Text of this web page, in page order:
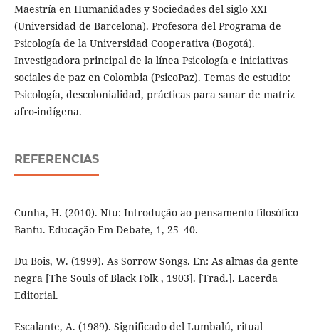
Maestría en Humanidades y Sociedades del siglo XXI
(Universidad de Barcelona). Profesora del Programa de
Psicología de la Universidad Cooperativa (Bogotá).
Investigadora principal de la línea Psicología e iniciativas
sociales de paz en Colombia (PsicoPaz). Temas de estudio:
Psicología, descolonialidad, prácticas para sanar de matriz
afro-indígena.
REFERENCIAS
Cunha, H. (2010). Ntu: Introdução ao pensamento filosófico
Bantu. Educação Em Debate, 1, 25–40.
Du Bois, W. (1999). As Sorrow Songs. En: As almas da gente
negra [The Souls of Black Folk , 1903]. [Trad.]. Lacerda
Editorial.
Escalante, A. (1989). Significado del Lumbalú, ritual